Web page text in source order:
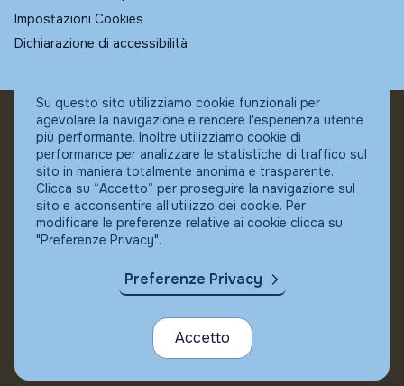
Impostazioni Cookies
Dichiarazione di accessibilità
© Fundstore
Collocatore autorizzato:
Banca Ifigest SpA
P.Iva: 04337180485
Su questo sito utilizziamo cookie funzionali per
agevolare la navigazione e rendere l'esperienza utente
più performante. Inoltre utilizziamo cookie di
performance per analizzare le statistiche di traffico sul
sito in maniera totalmente anonima e trasparente.
Clicca su “Accetto” per proseguire la navigazione sul
sito e acconsentire all’utilizzo dei cookie. Per
modificare le preferenze relative ai cookie clicca su
"Preferenze Privacy".
Preferenze Privacy
Accetto